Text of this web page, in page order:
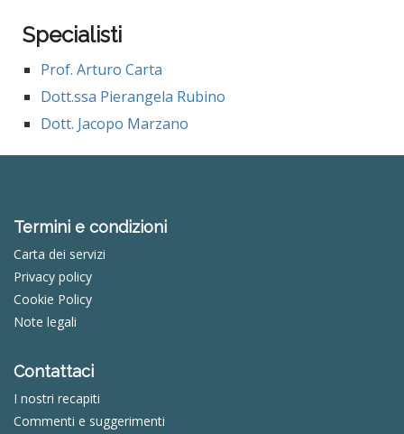
Specialisti
Prof. Arturo Carta
Dott.ssa Pierangela Rubino
Dott. Jacopo Marzano
Termini e condizioni
Carta dei servizi
Privacy policy
Cookie Policy
Note legali
Contattaci
I nostri recapiti
Commenti e suggerimenti